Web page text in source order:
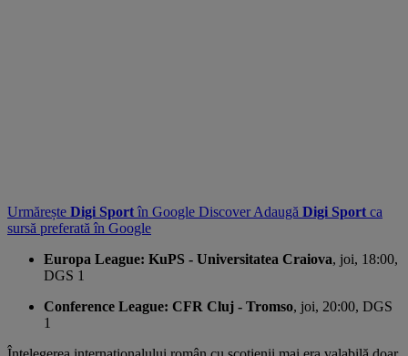
Urmărește Digi Sport în Google Discover Adaugă Digi Sport ca
sursă preferată în Google
Europa League: KuPS - Universitatea Craiova, joi, 18:00,
DGS 1
Conference League: CFR Cluj - Tromso, joi, 20:00, DGS
1